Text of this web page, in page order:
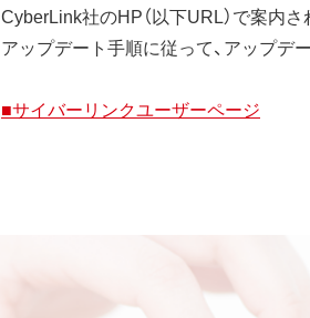
CyberLink社のHP（以下URL）で案内
アップデート手順に従って、アップデ
■サイバーリンクユーザーページ